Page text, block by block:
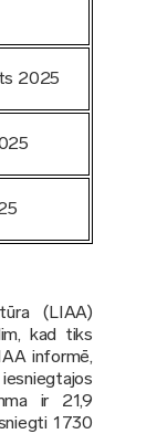
2025
(LIAA)
kad tiks
informē,
ir 21,9
1730